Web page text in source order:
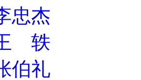
忠杰
轶
伯礼